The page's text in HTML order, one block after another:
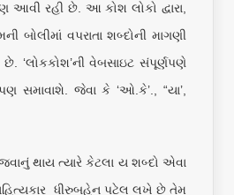
આવી રહી છે. આ કોશ લોકો દ્વારા,
બોલીમાં વપરાતા શબ્દોની માગણી
‘લોકકોશ’ની વેબસાઇટ સંપૂર્ણપણે
સમાવાશે. જેવા કે ‘ઓ.કે’., “યા’,
થાય ત્યારે કેટલા ય શબ્દો એવા
ધીરુબહેન પટેલ લખે છે તેમ